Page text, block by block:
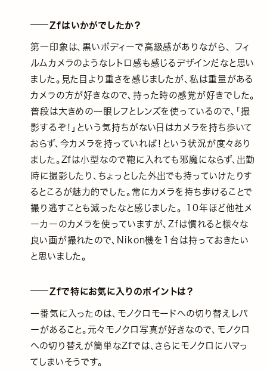
Zfはいかがでしたか？
第一印象は、黒いボディーで高級感がありながら、 フィ
ルムカメラのようなレトロ感も感じるデザインだなと思い
ました。見た目より重さを感じましたが、私は重量がある
カメラの方が好きなので、持った時の感覚が好きでした。
普段は大きめの一眼レフとレンズを使っているので、「撮
影するぞ！」という気持ちがない日はカメラを持ち歩いて
おらず、今カメラを持っていれば！という状況が度々あり
ました。Zfは小型なので鞄に入れても邪魔にならず、出勤
時に撮影したり、ちょっとした外出でも持っていけたりす
るところが魅力的でした。常にカメラを持ち歩けることで
撮り逃すことも減ったなと感じました。 10年ほど他社メ
ーカーのカメラを使っていますが、Zfは慣れると様々な
良い画が撮れたので、Nikon機を1台は持っておきたい
と思いました。
Zfで特にお気に入りのポイントは？
一番気に入ったのは、モノクロモードへの切り替えレバ
ーがあること。元々モノクロ写真が好きなので、モノクロ
への切り替えが簡単なZfでは、さらにモノクロにハマっ
てしまいそうです。